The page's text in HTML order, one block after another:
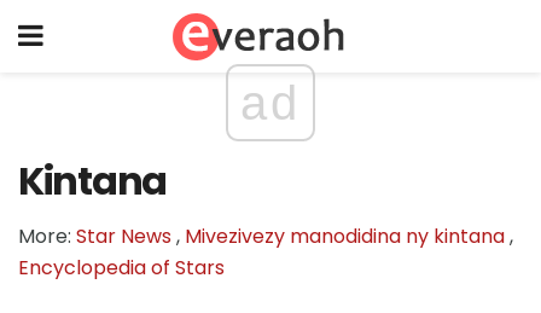
ad
Kintana
More: Star News, Mivezivezy manodidina ny kintana,
Encyclopedia of Stars